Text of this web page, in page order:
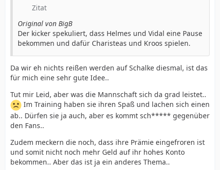
Zitat
Original von BigB
Der kicker spekuliert, dass Helmes und Vidal eine Pause
bekommen und dafür Charisteas und Kroos spielen.
Da wir eh nichts reißen werden auf Schalke diesmal, ist das
für mich eine sehr gute Idee..
Tut mir Leid, aber was die Mannschaft sich da grad leistet..
Im Training haben sie ihren Spaß und lachen sich einen
ab.. Dürfen sie ja auch, aber es kommt sch***** gegenüber
den Fans..
Zudem meckern die noch, dass ihre Prämie eingefroren ist
und somit nicht noch mehr Geld auf ihr hohes Konto
bekommen.. Aber das ist ja ein anderes Thema..